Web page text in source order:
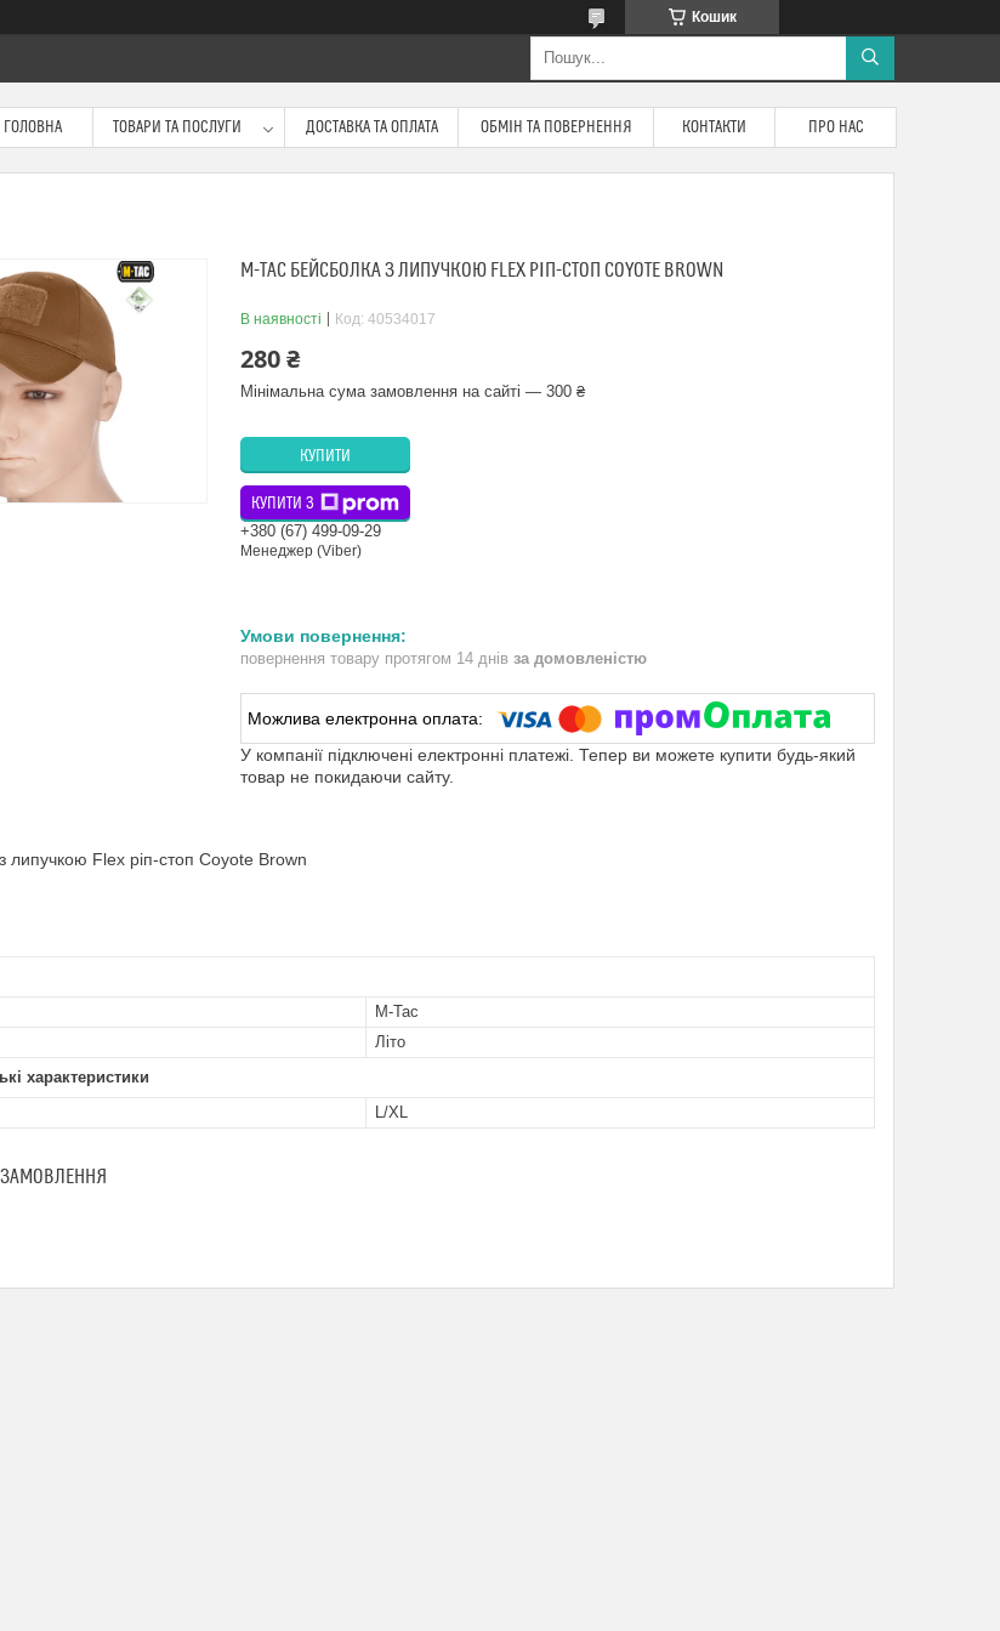
Кошик
ГОЛОВНА ТОВАРИ ТА ПОСЛУГИ ДОСТАВКА ТА ОПЛАТА ОБМІН ТА ПОВЕРНЕННЯ КОНТАКТИ ПРО НАС
M-TAC БЕЙСБОЛКА З ЛИПУЧКОЮ FLEX РІП-СТОП COYOTE BROWN
В наявності Код: 40534017
280 ₴
Мінімальна сума замовлення на сайті — 300 ₴
КУПИТИ
КУПИТИ З
+380 (67) 499-09-29
Менеджер (Viber)
повернення товару протягом 14 днів за домовленістю
У компанії підключені електронні платежі. Тепер ви можете купити будь-який
товар не покидаючи сайту.
липучкою Flex ріп-стоп Coyote Brown
M-Tac
Літо
характеристики
L/XL